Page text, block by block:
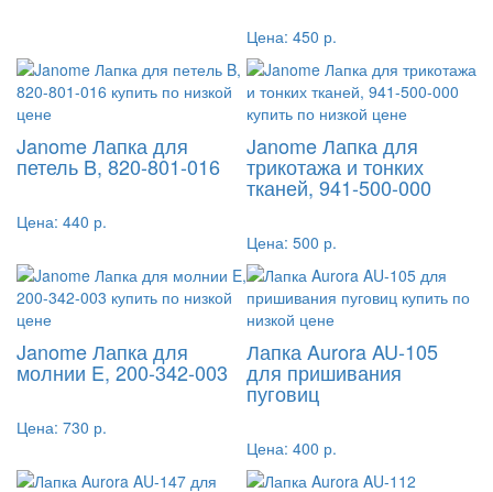
Цена: 450 р.
Janome Лапка для
петель B, 820-801-016
Цена: 440 р.
Janome Лапка для
трикотажа и тонких
тканей, 941-500-000
Цена: 500 р.
Janome Лапка для
молнии E, 200-342-003
Цена: 730 р.
Лапка Aurora AU-105
для пришивания
пуговиц
Цена: 400 р.